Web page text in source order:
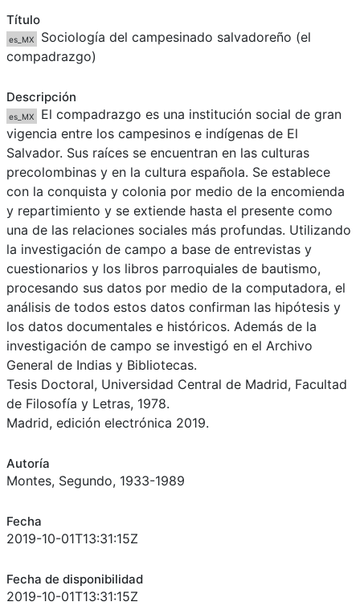
Título
es_MX
Sociología del campesinado salvadoreño (el
compadrazgo)
Descripción
es_MX
El compadrazgo es una institución social de gran
vigencia entre los campesinos e indígenas de El
Salvador. Sus raíces se encuentran en las culturas
precolombinas y en la cultura española. Se establece
con la conquista y colonia por medio de la encomienda
y repartimiento y se extiende hasta el presente como
una de las relaciones sociales más profundas. Utilizando
la investigación de campo a base de entrevistas y
cuestionarios y los libros parroquiales de bautismo,
procesando sus datos por medio de la computadora, el
análisis de todos estos datos confirman las hipótesis y
los datos documentales e históricos. Además de la
investigación de campo se investigó en el Archivo
General de Indias y Bibliotecas.
Tesis Doctoral, Universidad Central de Madrid, Facultad
de Filosofía y Letras, 1978.
Madrid, edición electrónica 2019.
Autoría
Montes, Segundo, 1933-1989
Fecha
2019-10-01T13:31:15Z
Fecha de disponibilidad
2019-10-01T13:31:15Z